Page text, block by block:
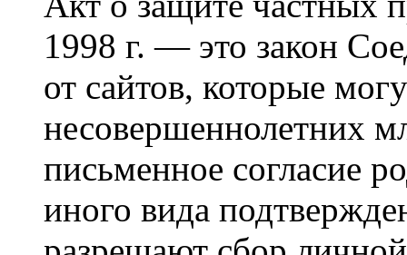
1998 г. — это закон
от сайтов, которые
несовершеннолетних
письменное согласие
иного вида